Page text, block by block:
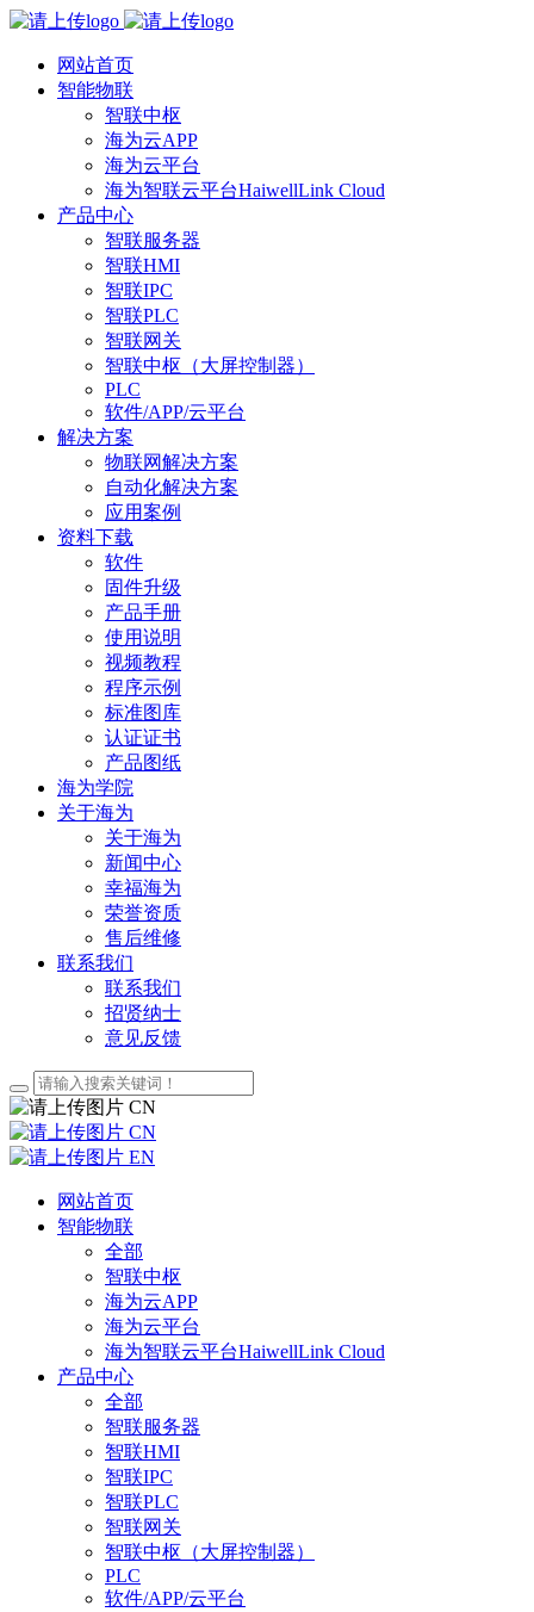
网站首页
智能物联
智联中枢
海为云APP
海为云平台
海为智联云平台HaiwellLink Cloud
产品中心
智联服务器
智联HMI
智联IPC
智联PLC
智联网关
智联中枢（大屏控制器）
PLC
软件/APP/云平台
解决方案
物联网解决方案
自动化解决方案
应用案例
资料下载
软件
固件升级
产品手册
使用说明
视频教程
程序示例
标准图库
认证证书
产品图纸
海为学院
关于海为
关于海为
新闻中心
幸福海为
荣誉资质
售后维修
联系我们
联系我们
招贤纳士
意见反馈
CN
CN
EN
网站首页
智能物联
全部
智联中枢
海为云APP
海为云平台
海为智联云平台HaiwellLink Cloud
产品中心
全部
智联服务器
智联HMI
智联IPC
智联PLC
智联网关
智联中枢（大屏控制器）
PLC
软件/APP/云平台